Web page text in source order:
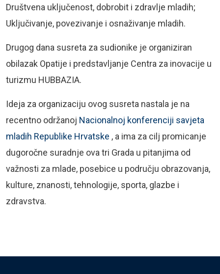
Društvena uključenost, dobrobit i zdravlje mladih;
Uključivanje, povezivanje i osnaživanje mladih.
Drugog dana susreta za sudionike je organiziran
obilazak Opatije i predstavljanje Centra za inovacije u
turizmu HUBBAZIA.
Ideja za organizaciju ovog susreta nastala je na
recentno održanoj Nacionalnoj konferenciji savjeta
mladih Republike Hrvatske , a ima za cilj promicanje
dugoročne suradnje ova tri Grada u pitanjima od
važnosti za mlade, posebice u području obrazovanja,
kulture, znanosti, tehnologije, sporta, glazbe i
zdravstva.